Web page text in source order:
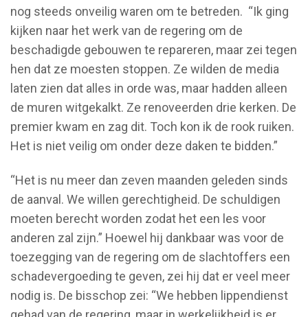
nog steeds onveilig waren om te betreden. “Ik ging
kijken naar het werk van de regering om de
beschadigde gebouwen te repareren, maar zei tegen
hen dat ze moesten stoppen. Ze wilden de media
laten zien dat alles in orde was, maar hadden alleen
de muren witgekalkt. Ze renoveerden drie kerken. De
premier kwam en zag dit. Toch kon ik de rook ruiken.
Het is niet veilig om onder deze daken te bidden.”
“Het is nu meer dan zeven maanden geleden sinds
de aanval. We willen gerechtigheid. De schuldigen
moeten berecht worden zodat het een les voor
anderen zal zijn.” Hoewel hij dankbaar was voor de
toezegging van de regering om de slachtoffers een
schadevergoeding te geven, zei hij dat er veel meer
nodig is. De bisschop zei: “We hebben lippendienst